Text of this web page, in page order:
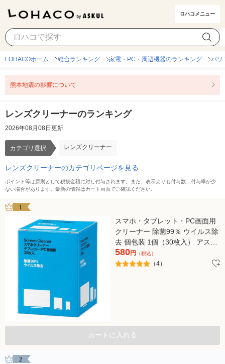
ロハコメニュー
レンズクリーナー カテゴリ選択
LOHACOホーム 総合ランキング 家電・PC・周辺機器のランキング パソ
熊本地震の影響について
レンズクリーナーのランキング
2026年08月08日更新
カテゴリ選択 レンズクリーナー
レンズクリーナーのカテゴリページを見る
ポイント等は原則として税抜金額に対し付与されます。また、表示よりも付与数、付与率が少
ない場合があります。最新の情報はカート画面でご確認ください。
1
スマホ・タブレット・PC画面用
クリーナー 除菌99％ ウイルス除
去 個包装 1個（30枚入） アスク
ル限定 オリジナル
580円 （税込）
（4）
カートに入れる
2